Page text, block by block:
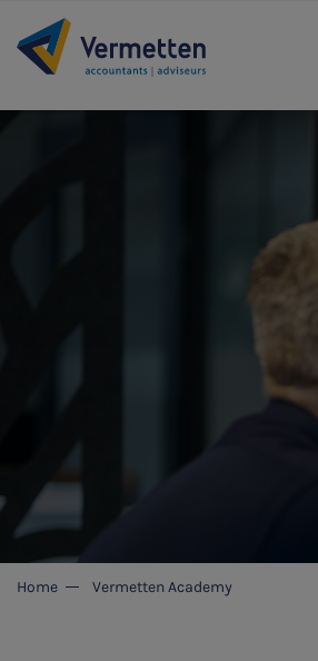
|
Home Vermetten Academy